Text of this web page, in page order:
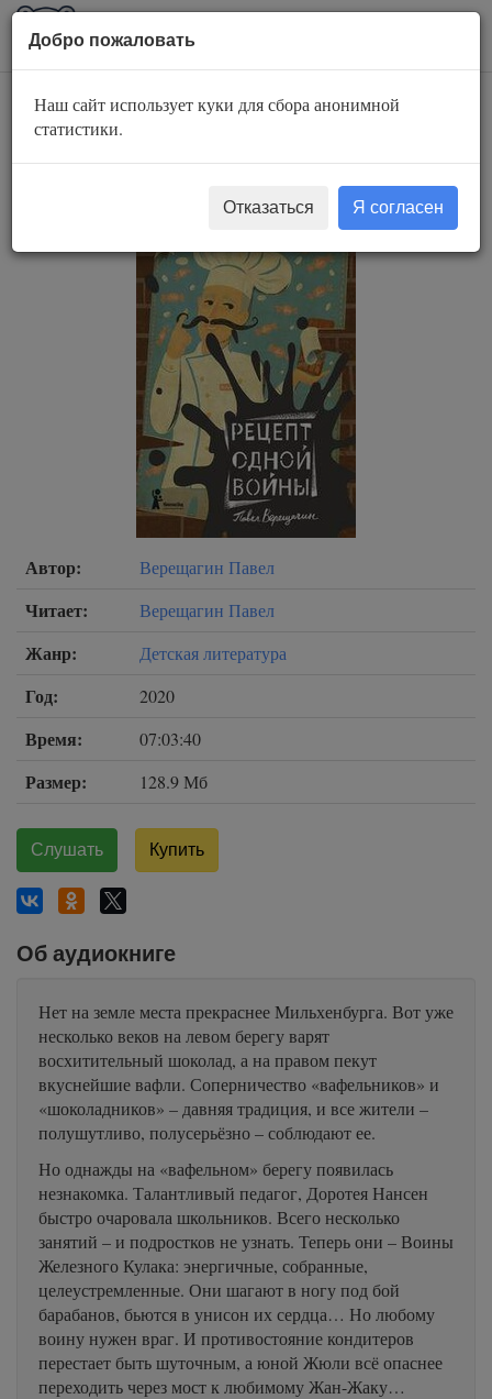
AuBook.org
Рецепт одной
войны
Автор: Верещагин Павел
Читает: Верещагин Павел
Жанр: Детская литература
Год: 2020
Время: 07:03:40
Размер: 128.9 Мб
Слушать Купить
Об аудиокниге
Нет на земле места прекраснее Мильхенбурга. Вот уже
несколько веков на левом берегу варят
восхитительный шоколад, а на правом пекут
вкуснейшие вафли. Соперничество «вафельников» и
«шоколадников» – давняя традиция, и все жители –
полушутливо, полусерьёзно – соблюдают ее.
Но однажды на «вафельном» берегу появилась
незнакомка. Талантливый педагог, Доротея Нансен
быстро очаровала школьников. Всего несколько
занятий – и подростков не узнать. Теперь они – Воины
Железного Кулака: энергичные, собранные,
целеустремленные. Они шагают в ногу под бой
барабанов, бьются в унисон их сердца… Но любому
воину нужен враг. И противостояние кондитеров
перестает быть шуточным, а юной Жюли всё опаснее
переходить через мост к любимому Жан-Жаку…
Добро пожаловать
Наш сайт использует куки для сбора анонимной
статистики.
Отказаться Я согласен